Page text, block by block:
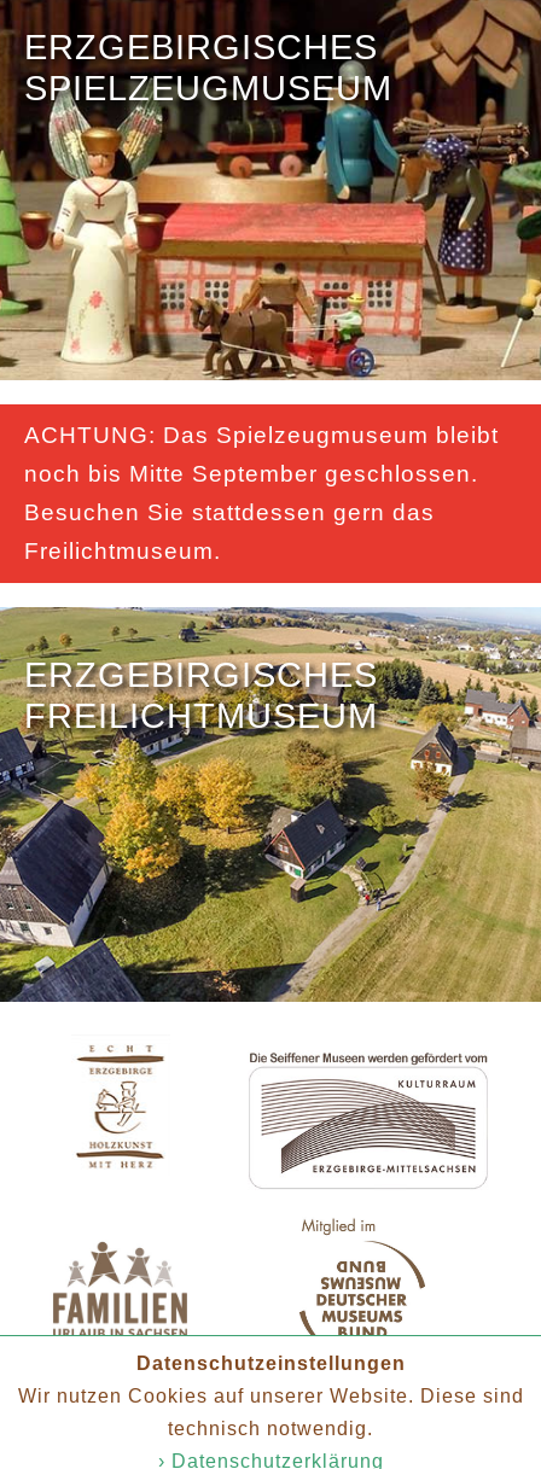
Datenschutzeinstellungen
Wir nutzen Cookies auf unserer Website. Diese sind
technisch notwendig.
› Datenschutzerklärung
ERZGEBIRGISCHES
SPIELZEUGMUSEUM
ACHTUNG: Das Spielzeugmuseum bleibt
noch bis Mitte September geschlossen.
Besuchen Sie stattdessen gern das
Freilichtmuseum.
ERZGEBIRGISCHES
FREILICHTMUSEUM